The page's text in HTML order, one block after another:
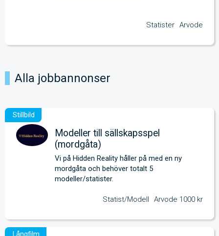
Statister Arvode
Alla jobbannonser
Modeller till sällskapsspel
(mordgåta)
Vi på Hidden Reality håller på med en ny
mordgåta och behöver totalt 5
modeller/statister.
Statist/Modell Arvode 1000 kr